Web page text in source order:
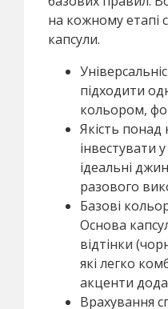
на кожному етапі
капсули.
підходити
кольором,
Якість понад
інвестувати
ідеальні
разового
Базові
Основа
відтінки
які легко
акценти
Врахування